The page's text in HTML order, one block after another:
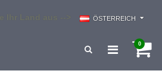
ÖSTERREICH
0